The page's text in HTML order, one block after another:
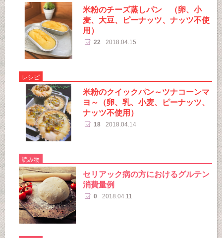
米粉のチーズ蒸しパン （卵、小
麦、大豆、ピーナッツ、ナッツ不使
用）
22 2018.04.15
レシピ
米粉のクイックパン～ツナコーンマ
ヨ～（卵、乳、小麦、ピーナッツ、
ナッツ不使用）
18 2018.04.14
読み物
セリアック病の方におけるグルテン
消費量例
0 2018.04.11